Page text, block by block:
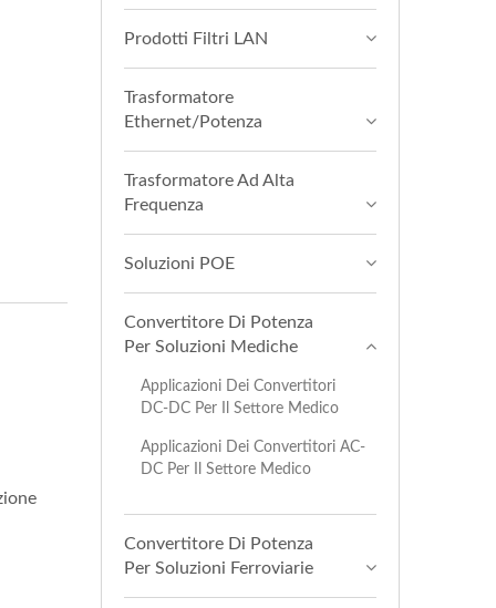
Prodotti Filtri LAN
Trasformatore
Ethernet/Potenza
Trasformatore Ad Alta
Frequenza
Soluzioni POE
Convertitore Di Potenza
Per Soluzioni Mediche
Applicazioni Dei Convertitori
DC-DC Per Il Settore Medico
Applicazioni Dei Convertitori AC-
DC Per Il Settore Medico
Convertitore Di Potenza
Per Soluzioni Ferroviarie